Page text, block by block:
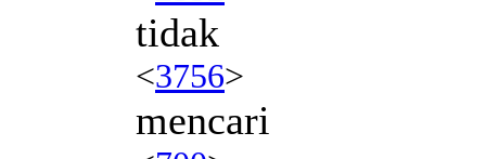
tidak
<3756>
mencari